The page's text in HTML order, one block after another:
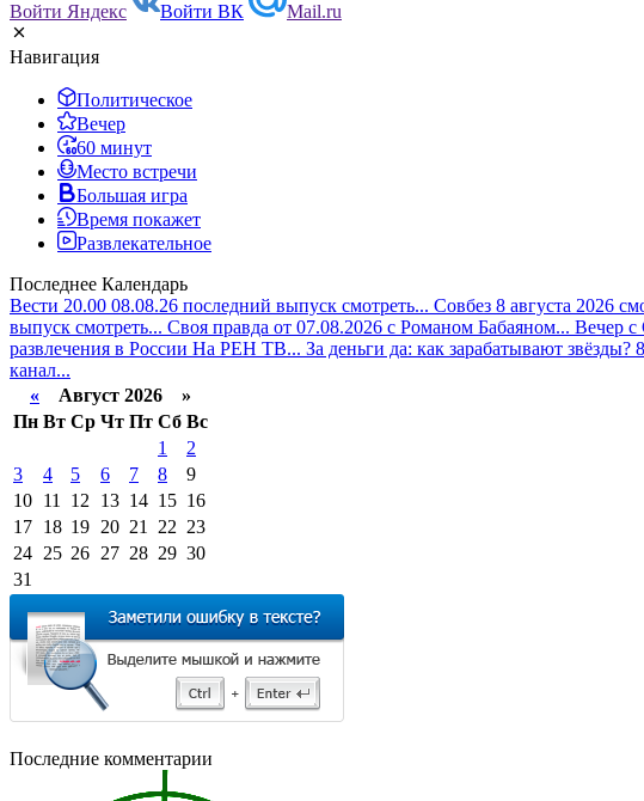
Войти Яндекс Войти ВК Mail.ru
Навигация
Политическое
Вечер
60 минут
Место встречи
Большая игра
Время покажет
Развлекательное
Последнее Календарь
Вести 20.00 08.08.26 последний выпуск смотреть... Совбез 8 августа 2026
выпуск смотреть... Своя правда от 07.08.2026 с Романом Бабаяном... Вечер с
развлечения в России На РЕН ТВ... За деньги да: как зарабатывают звёзды?
канал...
« Август 2026 »
Пн Вт Ср Чт Пт Сб Вс
1
2
3
4 5 6 7 8
9
10 11 12 13 14 15 16
17 18 19 20 21 22 23
24 25 26 27 28 29 30
31
Последние комментарии